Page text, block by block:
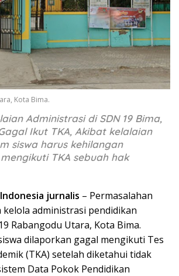
Kota Bima.
Administrasi di SDN 19 Bima,
Ikut TKA, Akibat kelalaian
siswa harus kehilangan
TKA sebuah hak
jurnalis – Permasalahan
kelola administrasi pendidikan
Rabangodu Utara, Kota Bima.
dilaporkan gagal mengikuti Tes
(TKA) setelah diketahui tidak
Data Pokok Pendidikan